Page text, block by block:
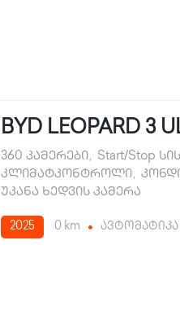
BYD LEOPARD 3
360 კამერები, Start/Stop
კლიმატკონტროლი,
უკანა ხედვის კამერა
2025 0 km ავტომატიკა